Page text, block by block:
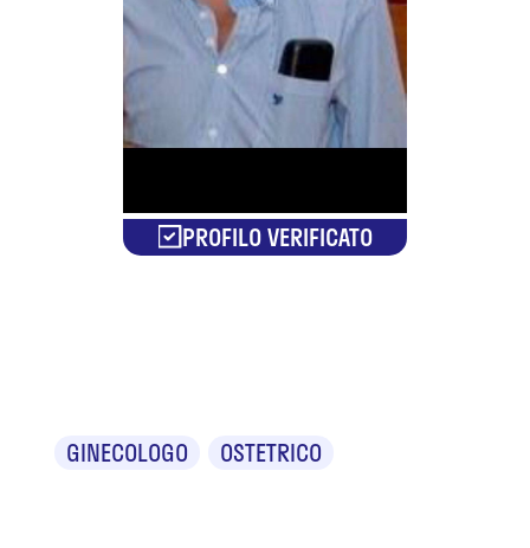
PROFILO VERIFICATO
GINECOLOGO OSTETRICO